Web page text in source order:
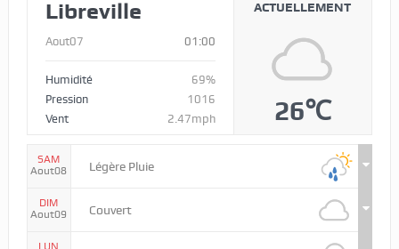
Libreville
Aout07 01:00
Humidité
69%
Pression
1016
Vent
2.47mph
ACTUELLEMENT
26℃
SAM
Aout08
Légère Pluie
DIM
Aout09
Couvert
LUN